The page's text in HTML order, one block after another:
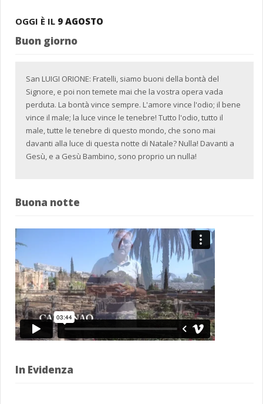
OGGI È IL 9 AGOSTO
Buon giorno
San LUIGI ORIONE: Fratelli, siamo buoni della bontà del
Signore, e poi non temete mai che la vostra opera vada
perduta. La bontà vince sempre. L'amore vince l'odio; il bene
vince il male; la luce vince le tenebre! Tutto l'odio, tutto il
male, tutte le tenebre di questo mondo, che sono mai
davanti alla luce di questa notte di Natale? Nulla! Davanti a
Gesù, e a Gesù Bambino, sono proprio un nulla!
Buona notte
In Evidenza